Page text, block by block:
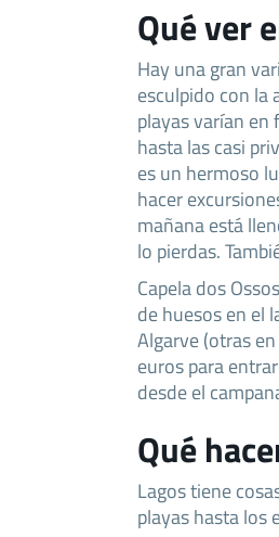
Qué ver
Hay una gran
esculpido con la
playas varían en
hasta las casi
es un hermoso
hacer
mañana está
lo pierdas.
Capela dos
de huesos en el
Algarve (otras
euros para
desde el
Qué
Lagos tiene
playas hasta los